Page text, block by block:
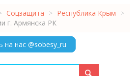
Соцзащита > Республика Крым >
г. Армянска РК
на нас @sobesy_ru